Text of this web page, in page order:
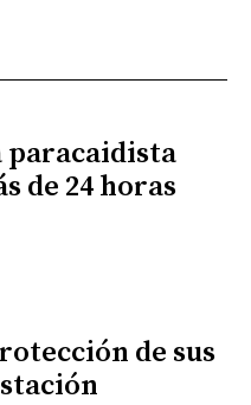
paracaidista
de 24 horas
de sus